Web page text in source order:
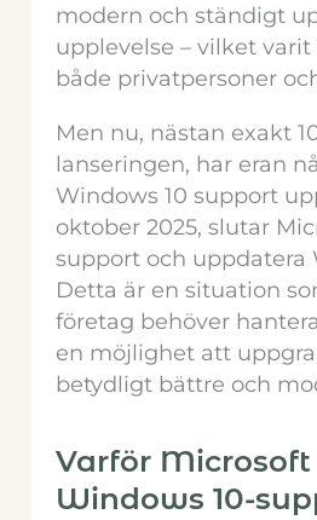
modern och ständigt
upplevelse – vilket
både privatpersoner
Men nu, nästan exakt
lanseringen, har eran
Windows 10 support
oktober 2025, slutar
support och uppdatera
Detta är en situation
företag behöver
en möjlighet att
betydligt bättre och
Varför
Windows 10-